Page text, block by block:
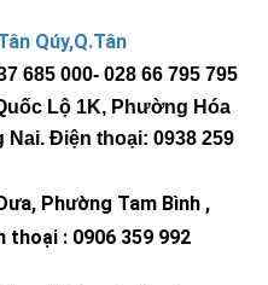
Qúy,Q.Tân
685 000- 028 66 795 795
Lộ 1K, Phường Hóa
Nai. Điện thoại: 0938 259
Phường Tam Bình ,
thoại : 0906 359 992